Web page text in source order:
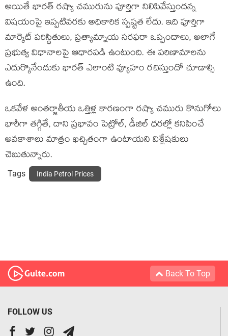
అయితే భారత్ రష్యా చమురును పూర్తిగా నిలిపివేస్తుందన్న
విషయంపై ఇప్పటివరకు అధికారిక స్పష్టత లేదు. ఇది పూర్తిగా
మార్కెట్ పరిస్థితులు, ప్రత్యామ్నాయ సరఫరా ఒప్పందాలు, అలాగే
ప్రభుత్వ విధానాలపై ఆధారపడి ఉంటుంది. ఈ పరిణామాలను
ఎదుర్కొనేందుకు భారత్ ఎలాంటి వ్యూహం రచిస్తుందో చూడాల్సి
ఉంది.
ఒకవేళ అంతర్జాతీయ ఒత్తిళ్ల కారణంగా రష్యా చమురు కొనుగోలు
భారీగా తగ్గితే, దాని ప్రభావం పెట్రోల్, డీజిల్ ధరల్లో కనిపించే
అవకాశాలు మాత్రం ఖచ్చితంగా ఉంటాయని విశ్లేషకులు
చెబుతున్నారు.
Tags India Petrol Prices
Back To Top
FOLLOW US